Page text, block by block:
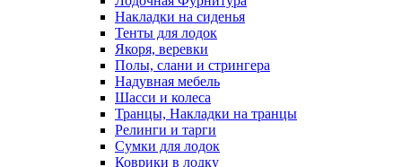
Накладки на сиденья
Тенты для лодок
Якоря, веревки
Полы, слани и стрингера
Надувная мебель
Шасси и колеса
Транцы, Накладки на транцы
Релинги и тарги
Сумки для лодок
Коврики в лодку